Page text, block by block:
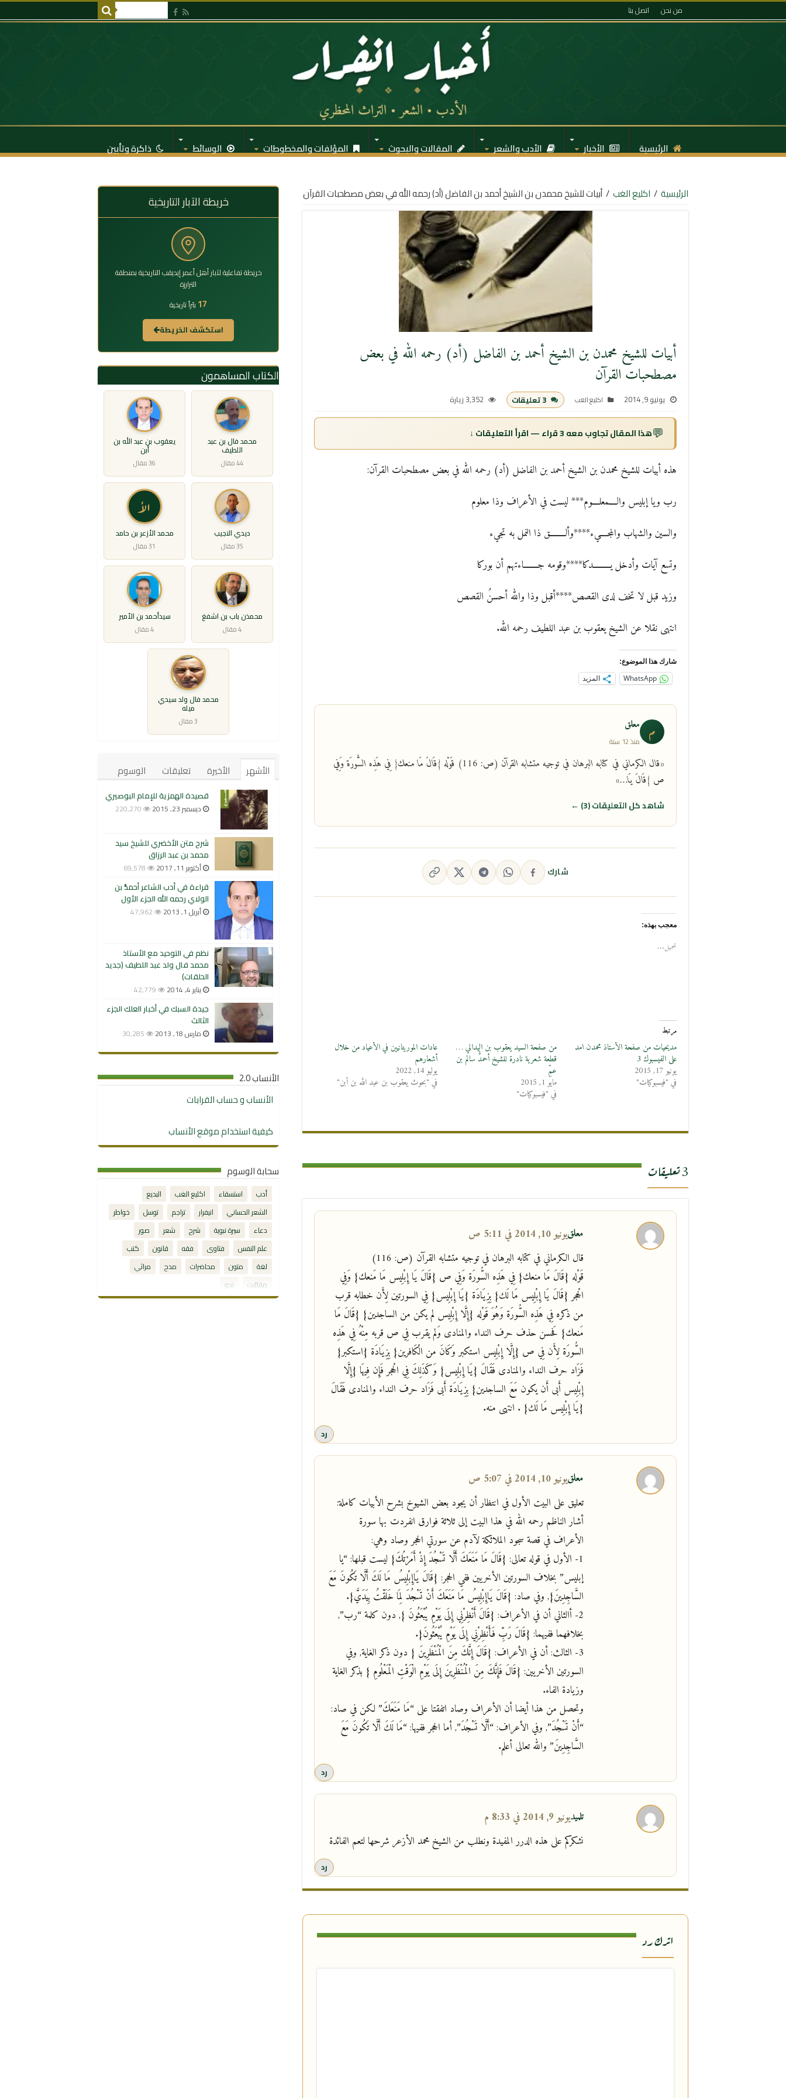
من نحن اتصل بنا
الرئيسية الأخبار الأدب والشعر المقالات والبحوث المؤلفات والمخطوطات الوسائط ذاكرة وتأبين
الرئيسية / اكليع الغب / أبيات للشيخ محمدن بن الشيخ أحمد بن الفاضل (أد) رحمه الله في بعض مصطحبات القرآن
أبيات للشيخ محمدن بن الشيخ أحمد بن الفاضل (أد) رحمه الله في بعض
مصطحبات القرآن
يونيو 9, 2014 اكليع الغب 3 تعليقات 3,352 زيارة
💬هذا المقال تجاوب معه 3 قراء — اقرأ التعليقات ↓
هذه أبيات للشيخ محمدن بن الشيخ أحمد بن الفاضل (أد) رحمه الله في بعض مصطحبات القرآن:
رب ويا إبليس والــــمعلــــوم*** ليست في الأعراف وذا معلوم
والسين والشهاب والمجــــيء****وألـــــــــق ذا النمل به تجيء
وتسع آيات وأدخل يــــــــــدكا****وقومه جــــــــاءتهم أن بوركا
وزيد قبل لا تخف لدى القصص****أقبل وذا والله أحسنُ القصص
انتهى نقلا عن الشيخ يعقوب بن عبد اللطيف رحمه الله.
شارك هذا الموضوع:
WhatsApp المزيد
م معلق
منذ 12 سنة
«قال الكرماني في كتابه البرهان في توجيه متشابه القرآن (ص: 116) قَوْله {قَالَ مَا منعك} فِي هَذِه السُّورَة وَفِي
ص {قَالَ يَا…»
شاهد كل التعليقات (3) ←
شارك
معجب بهذه:
تحميل...
مرتبط
مديحيات من صفحة الأستاذ محمدن امد
على الفيسبوك 3
يونيو 17, 2015
في "فيسبوكيات"
من صفحة السيد يعقوب بن اليدالي …
قطعة شعرية نادرة للشيخ أحمدُّ سالم بن
عمِّ
مايو 1, 2015
في "فيسبوكيات"
عادات الموريتانيين في الأعياد من خلال
أشعارهم
يوليو 14, 2022
في "بحوث يعقوب بن عبد الله بن أبن"
3 تعليقات
معلقيونيو 10, 2014 في 5:11 ص
قال الكرماني في كتابه البرهان في توجيه متشابه القرآن (ص: 116)
قَوْله {قَالَ مَا منعك} فِي هَذِه السُّورَة وَفِي ص {قَالَ يَا إِبْلِيس مَا مَنعك} وَفِي
الْحجر {قَالَ يَا إِبْلِيس مَا لَك} بِزِيَادَة {يَا إِبْلِيس} فِي السورتين لِأَن خطابه قرب
من ذكره فِي هَذِه السُّورَة وَهُوَ قَوْله {إِلَّا إِبْلِيس لم يكن من الساجدين} {قَالَ مَا
مَنعك} فَحسن حذف حرف النداء والمنادى وَلم يقرب فِي ص قربه مِنْهُ فِي هَذِه
السُّورَة لِأَن فِي ص {إِلَّا إِبْلِيس استكبر وَكَانَ من الْكَافرين} بِزِيَادَة {استكبر}
فَزَاد حرف النداء والمنادى فَقَالَ {يَا إِبْلِيس} وَكَذَلِكَ فِي الْحجر فَإِن فِيهَا {إِلَّا
إِبْلِيس أَبى أَن يكون مَعَ الساجدين} بِزِيَادَة أَبى فَزَاد حرف النداء والمنادى فَقَالَ
{يَا إِبْلِيس مَا لَك} . انتهى منه.
رد
معلقيونيو 10, 2014 في 5:07 ص
تعليق على البيت الأول في انتظار أن يجود بعض الشيوخ بشرح الأبيات كاملة:
أشار الناظم رحمه الله في هذا البيت إلى ثلاثة فوارق انفردت بها سورة
الأعراف في قصة سجود الملائكة لآدم عن سورتي الحجر وصاد وهي:
1- الأول في قوله تعالى: {قَالَ مَا مَنَعَكَ أَلَّا تَسْجُدَ إِذْ أَمَرْتُكَ} ليست قبلها: “يا
إبليس” بخلاف السورتين الأخريين ففي الحجر: {قَالَ يَاإِبْلِيسُ مَا لَكَ أَلَّا تَكُونَ مَعَ
السَّاجِدِينَ}, وفي صاد: {قَالَ يَاإِبْلِيسُ مَا مَنَعَكَ أَنْ تَسْجُدَ لِمَا خَلَقْتُ بِيَدَيَّ}.
2- أالثاني أن في الأعراف: {قَالَ أَنْظِرْنِي إِلَى يَوْمِ يُبْعَثُونَ }, دون كلمة “رب”,
بخلافهما ففيهما: {قَالَ رَبِّ فَأَنْظِرْنِي إِلَى يَوْمِ يُبْعَثُونَ}.
3- الثالث: أن في الأعراف: {قَالَ إِنَّكَ مِنَ الْمُنْظَرِينَ } دون ذكر الغاية, وفي
السورتين الأخريين: {قَالَ فَإِنَّكَ مِنَ الْمُنْظَرِينَ إِلَى يَوْمِ الْوَقْتِ الْمَعْلُومِ } بذكر الغاية
وزيادة الفاء.
وتحصل من هذا أيضا أن الأعراف وصاد اتفقتا على “مَا مَنَعَكَ” لكن في صاد:
“أَنْ تَسْجُدَ”, وفي الأعراف: “أَلَّا تَسْجُدَ”, أما الحجر ففيها: “مَا لَكَ أَلَّا تَكُونَ مَعَ
السَّاجِدِينَ” والله تعالى أعلم.
رد
تلميديونيو 9, 2014 في 8:33 م
نشكركم على هذه الدرر المفيدة ونطلب من الشيخ محمد الأزعر شرحها لتعم الفائدة
رد
اترك رد
خريطة الآبار التاريخية
خريطة تفاعلية لآبار أهل أعمر إيديقب التاريخية بمنطقة
الترارزة
17 بئراً تاريخية
استكشف الخريطة
الكتاب المساهمون
محمد فال بن عبد
اللطيف
44 مقال
يعقوب بن عبد الله بن
أبن
36 مقال
ديدي النجيب
35 مقال
الأ
محمد الأزعر بن حامد
31 مقال
محمذن باب بن اشفغ
4 مقال
سيدأحمد بن الأمير
4 مقال
محمد فال ولد سيدي
ميله
3 مقال
الأشهر الأخيرة تعليقات الوسوم
قصيدة الهمزية للإمام البوصيري
ديسمبر 23, 2015 220,270
شرح متن الأخضري للشيخ سيد
محمد بن عبد الرزاق
أكتوبر 11, 2017 69,578
قراءة في أدب الشاعر أحمدُّ بن
الولاي رحمه الله الجزء الأول
أبريل 1, 2013 47,962
نظم في التوحيد مع الأستاذ
محمد فال ولد عبد اللطيف (جديد
الحلقات)
يناير 4, 2014 42,779
جيدة السبك في أخبار العلك الجزء
الثالث
مارس 18, 2013 30,285
الأنساب 2.0
الأنساب و حساب القرابات
كيفية استخدام موقع الأنساب
سحابة الوسوم
أدب استسقاء اكليع الغب
البديع
الشعر الحساني
انيفرار تراجم توسل
خواطر
دعاء
سيرة نبوية شرح شعر
صور
علم النفس
فتاوى فقه قانون
كتب
لغة
متون محاضرات مدح
مراثي
مقالات
نحو